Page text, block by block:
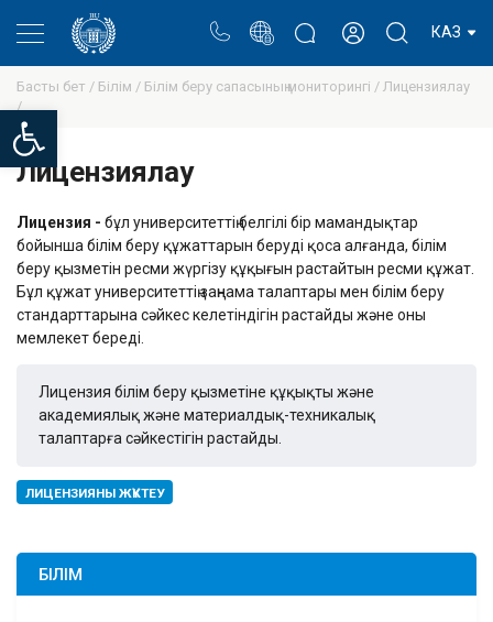
Open toolbar
КАЗ
Басты бет / Білім / Білім беру сапасының мониторингі / Лицензиялау
/
Лицензиялау
Лицензия - бұл университеттің белгілі бір мамандықтар
бойынша білім беру құжаттарын беруді қоса алғанда, білім
беру қызметін ресми жүргізу құқығын растайтын ресми құжат.
Бұл құжат университеттің заңнама талаптары мен білім беру
стандарттарына сәйкес келетіндігін растайды және оны
мемлекет береді.
Лицензия білім беру қызметіне құқықты және
академиялық және материалдық-техникалық
талаптарға сәйкестігін растайды.
ЛИЦЕНЗИЯНЫ ЖҮКТЕУ
БІЛІМ